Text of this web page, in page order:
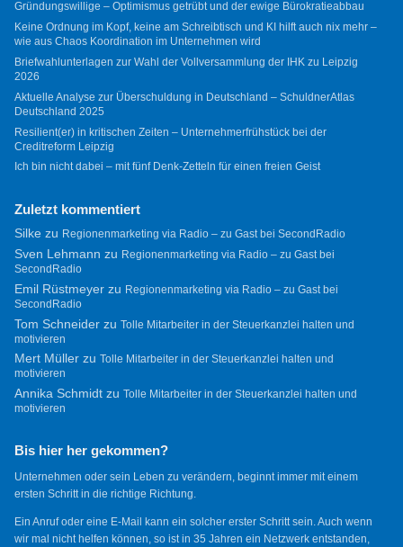
Gründungswillige – Optimismus getrübt und der ewige Bürokratieabbau
Keine Ordnung im Kopf, keine am Schreibtisch und KI hilft auch nix mehr –
wie aus Chaos Koordination im Unternehmen wird
Briefwahlunterlagen zur Wahl der Vollversammlung der IHK zu Leipzig
2026
Aktuelle Analyse zur Überschuldung in Deutschland – SchuldnerAtlas
Deutschland 2025
Resilient(er) in kritischen Zeiten – Unternehmerfrühstück bei der
Creditreform Leipzig
Ich bin nicht dabei – mit fünf Denk-Zetteln für einen freien Geist
Zuletzt kommentiert
Silkezu Regionenmarketing via Radio – zu Gast bei SecondRadio
Sven Lehmann zu Regionenmarketing via Radio – zu Gast bei
SecondRadio
Emil Rüstmeyerzu Regionenmarketing via Radio – zu Gast bei
SecondRadio
Tom Schneiderzu Tolle Mitarbeiter in der Steuerkanzlei halten und
motivieren
Mert Müllerzu Tolle Mitarbeiter in der Steuerkanzlei halten und
motivieren
Annika Schmidtzu Tolle Mitarbeiter in der Steuerkanzlei halten und
motivieren
Bis hier her gekommen?
Unternehmen oder sein Leben zu verändern, beginnt immer mit einem
ersten Schritt in die richtige Richtung.
Ein Anruf oder eine E-Mail kann ein solcher erster Schritt sein. Auch wenn
wir mal nicht helfen können, so ist in 35 Jahren ein Netzwerk entstanden,